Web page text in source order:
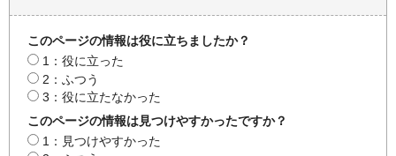
このページの情報は役に立ちましたか？
1：役に立った
2：ふつう
3：役に立たなかった
このページの情報は見つけやすかったですか？
1：見つけやすかった